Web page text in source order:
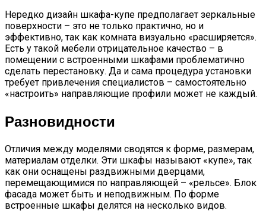
Нередко дизайн шкафа-купе предполагает зеркальные
поверхности – это не только практично, но и
эффективно, так как комната визуально «расширяется».
Есть у такой мебели отрицательное качество – в
помещении с встроенными шкафами проблематично
сделать перестановку. Да и сама процедура установки
требует привлечения специалистов – самостоятельно
«настроить» направляющие профили может не каждый.
Разновидности
Отличия между моделями сводятся к форме, размерам,
материалам отделки. Эти шкафы называют «купе», так
как они оснащены раздвижными дверцами,
перемещающимися по направляющей – «рельсе». Блок
фасада может быть и неподвижным. По форме
встроенные шкафы делятся на несколько видов.